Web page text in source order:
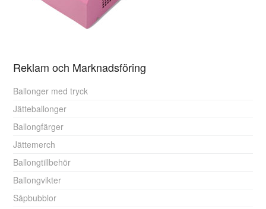
Reklam och Marknadsföring
Ballonger med tryck
Jätteballonger
Ballongfärger
Jättemerch
Ballongtillbehör
Ballongvikter
Såpbubblor